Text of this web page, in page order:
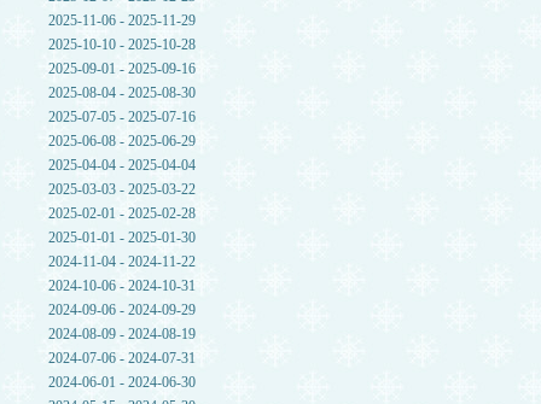
2025-11-06 - 2025-11-29
2025-10-10 - 2025-10-28
2025-09-01 - 2025-09-16
2025-08-04 - 2025-08-30
2025-07-05 - 2025-07-16
2025-06-08 - 2025-06-29
2025-04-04 - 2025-04-04
2025-03-03 - 2025-03-22
2025-02-01 - 2025-02-28
2025-01-01 - 2025-01-30
2024-11-04 - 2024-11-22
2024-10-06 - 2024-10-31
2024-09-06 - 2024-09-29
2024-08-09 - 2024-08-19
2024-07-06 - 2024-07-31
2024-06-01 - 2024-06-30